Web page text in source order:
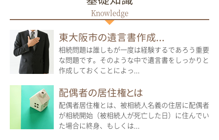
東大阪市の遺言書作成...
相続問題は誰しもが一度は経験するであろう重要
な問題です。そのような中で遺言書をしっかりと
作成しておくことによっ...
配偶者の居住権とは
配偶者居住権とは、被相続人名義の住居に配偶者
が相続開始（被相続人が死亡した日）に住んでい
た場合に終身、もしくは...